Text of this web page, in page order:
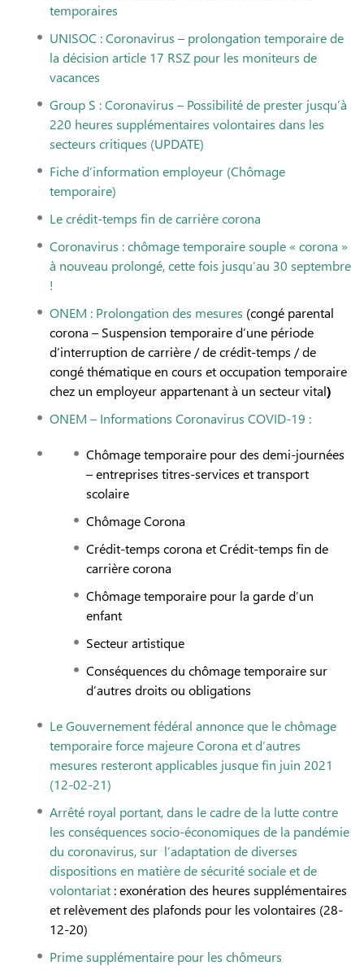
temporaires
UNISOC : Coronavirus – prolongation temporaire de
la décision article 17 RSZ pour les moniteurs de
vacances
Group S : Coronavirus – Possibilité de prester jusqu’à
220 heures supplémentaires volontaires dans les
secteurs critiques (UPDATE)
Fiche d’information employeur (Chômage
temporaire)
Le crédit-temps fin de carrière corona
Coronavirus : chômage temporaire souple « corona »
à nouveau prolongé, cette fois jusqu’au 30 septembre
!
ONEM : Prolongation des mesures (congé parental
corona – Suspension temporaire d’une période
d’interruption de carrière / de crédit-temps / de
congé thématique en cours et occupation temporaire
chez un employeur appartenant à un secteur vital)
ONEM – Informations Coronavirus COVID-19 :
Chômage temporaire pour des demi-journées
– entreprises titres-services et transport
scolaire
Chômage Corona
Crédit-temps corona et Crédit-temps fin de
carrière corona
Chômage temporaire pour la garde d’un
enfant
Secteur artistique
Conséquences du chômage temporaire sur
d’autres droits ou obligations
Le Gouvernement fédéral annonce que le chômage
temporaire force majeure Corona et d’autres
mesures resteront applicables jusque fin juin 2021
(12-02-21)
Arrêté royal portant, dans le cadre de la lutte contre
les conséquences socio-économiques de la pandémie
du coronavirus, sur l’adaptation de diverses
dispositions en matière de sécurité sociale et de
volontariat : exonération des heures supplémentaires
et relèvement des plafonds pour les volontaires (28-
12-20)
Prime supplémentaire pour les chômeurs